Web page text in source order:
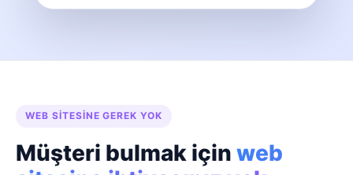
WEB SITESINE GEREK YOK
Müşteri bulmak için web